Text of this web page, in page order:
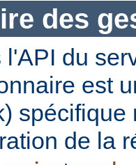
des
l'API du
est
de la